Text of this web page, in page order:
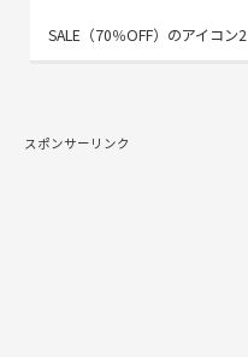
SALE（70％OFF）のアイコン2
スポンサーリンク